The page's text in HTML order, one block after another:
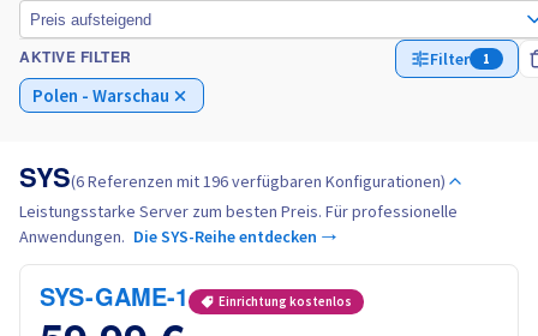
Irland
Italien
Niederlande
Polen
Portugal
Preis aufsteigend
AKTIVE FILTER Filter 1
Polen - Warschau
SYS(6 Referenzen mit 196 verfügbaren Konfigurationen)
Leistungsstarke Server zum besten Preis. Für professionelle
Anwendungen. Die SYS-Reihe entdecken →
SYS-GAME-1 Einrichtung kostenlos